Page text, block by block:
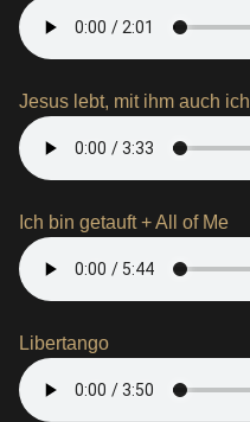
Jesus lebt, mit ihm auch ich
Ich bin getauft + All of Me
Libertango